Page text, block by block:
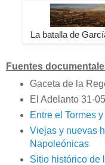
La batalla de
Fuentes
Gaceta de la
El Adelanto 31-
Entre el Tormes
Viejas y nuevas
Napoleónicas
Sitio histórico de